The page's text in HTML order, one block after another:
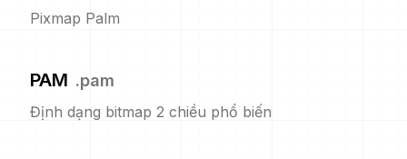
Pixmap Palm
PAM .pam
Định dạng bitmap 2 chiều phổ biến